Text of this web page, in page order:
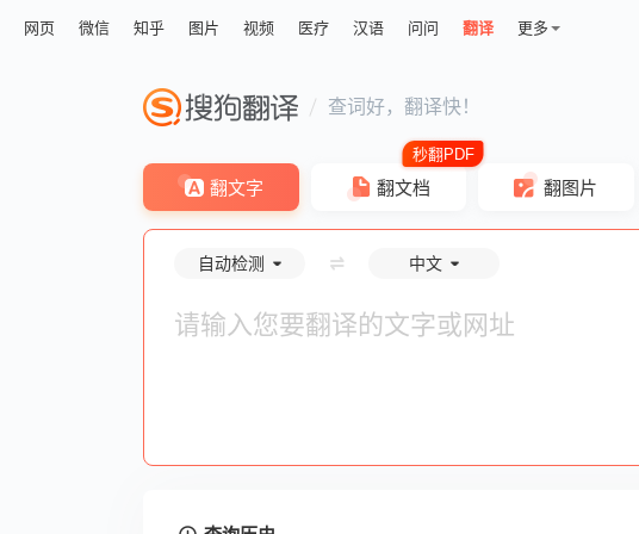
网页 微信 知乎 图片 视频 医疗 汉语 问问 翻译 更多
查词好，翻译快！
翻文字 翻文档 翻图片
自动检测 中文